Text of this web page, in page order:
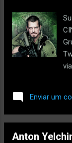
Enviar um
Anton